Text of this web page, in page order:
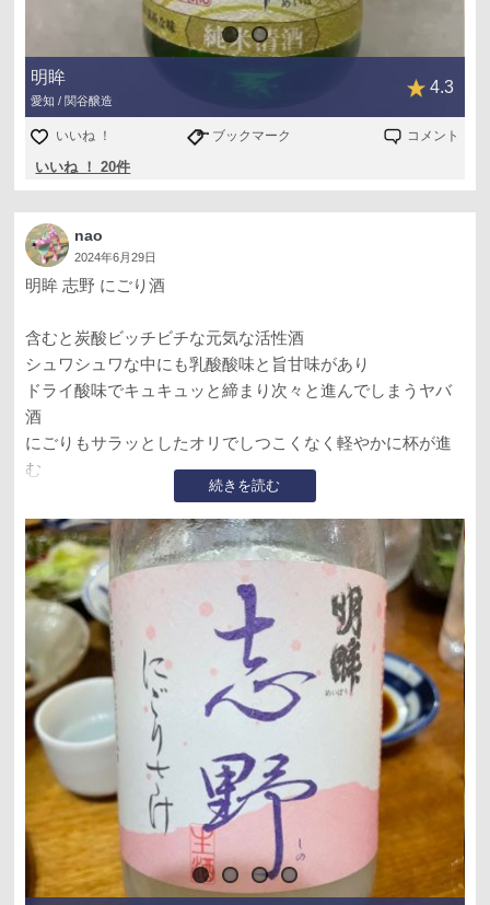
明眸
愛知 / 関谷醸造
4.3
いいね ！ ブックマーク コメント
いいね ！ 20件
nao
2024年6月29日
続きを読む
明眸 志野 にごり酒
含むと炭酸ビッチビチな元気な活性酒
シュワシュワな中にも乳酸酸味と旨甘味があり
ドライ酸味でキュキュッと締まり次々と進んでしまうヤバ
酒
にごりもサラッとしたオリでしつこくなく軽やかに杯が進
む
蓬莱泉さんとこで活性にごりを販売してたなんで知らなか
った
地元酒をもっと深く知らないとダメね
コチラは名古屋は御園座近くの一位という居酒屋さんでい
ただきました
大将に酒屋さんであまり買えないお酒ある？と聞いて終盤
でオススメして頂いたお酒
店員さんがアイスピックでガス抜きしようとするので、い
やいやこっちでやりますとw
超元気なお酒で5分ぐらい格闘して開栓
4合瓶販売でしたが8人で飲んでたので即空にw
他にも6種程お酒頂きました
会社で日本酒好きな方と知り合いお誘い頂いた居酒屋さん
アテも美味しくて楽しくて終電逃して1人タクシーで帰宅(